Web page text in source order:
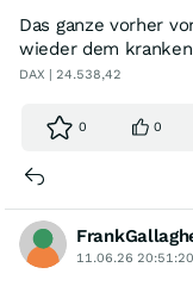
Das ganze vorher
wieder dem
DAX | 24.538,42
0 0
11.06.26 20:51:20